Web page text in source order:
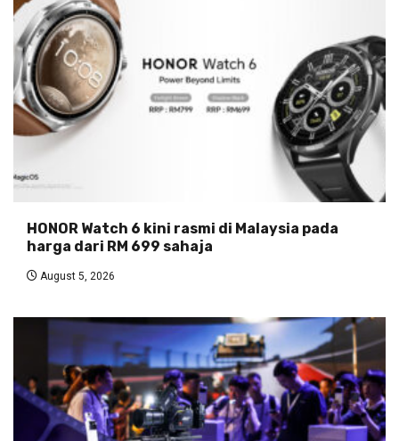
HONOR Watch 6 kini rasmi di Malaysia pada
harga dari RM 699 sahaja
August 5, 2026